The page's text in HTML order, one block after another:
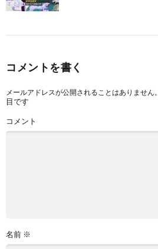
コメントを書く
メールアドレスが公開されることはありません。
目です
コメント
名前 ※